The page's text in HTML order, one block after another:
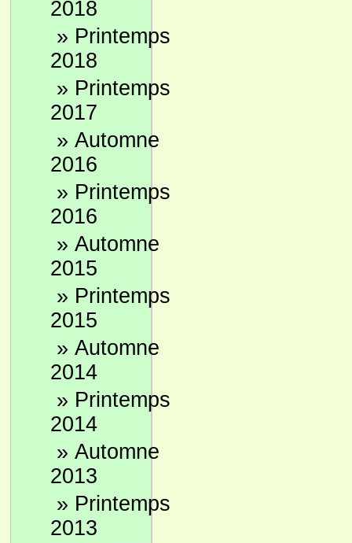
2018
» Printemps
2018
» Printemps
2017
» Automne
2016
» Printemps
2016
» Automne
2015
» Printemps
2015
» Automne
2014
» Printemps
2014
» Automne
2013
» Printemps
2013